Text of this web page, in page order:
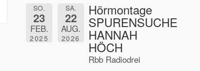
SO.
23
FEB.
2025
SA.
22
AUG.
2026
Hörmontage
SPURENSUCHE
HANNAH
HÖCH
Rbb Radiodrei